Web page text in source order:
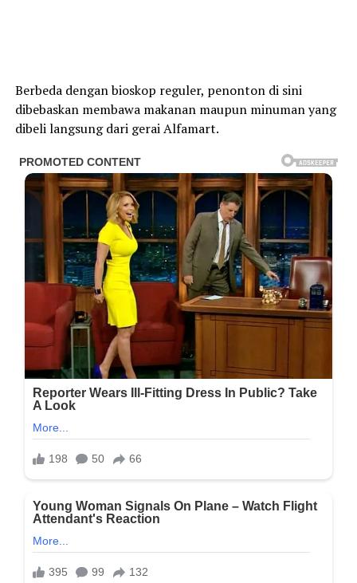
Berbeda dengan bioskop reguler, penonton di sini
dibebaskan membawa makanan maupun minuman yang
dibeli langsung dari gerai Alfamart.